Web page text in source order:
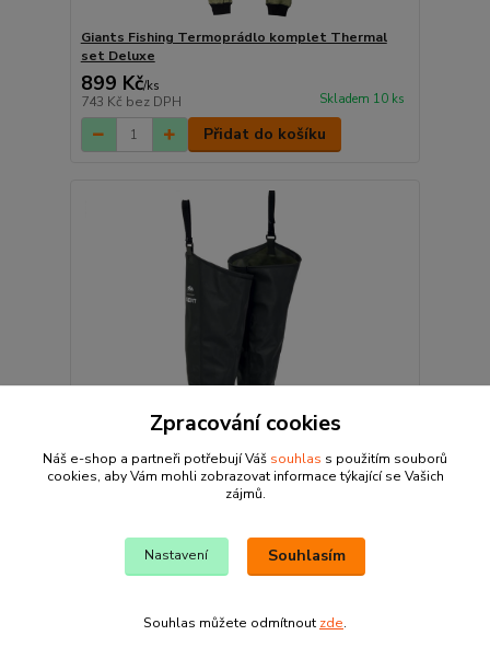
Giants Fishing Termoprádlo komplet Thermal
set Deluxe
899 Kč/ks
743 Kč bez DPH Skladem 10 ks
Přidat do košíku
818 Kčbez DPH Není skladem
Zpracování cookies
Náš e-shop a partneři potřebují Váš souhlas s použitím souborů
cookies, aby Vám mohli zobrazovat informace týkající se Vašich
zájmů.
Nastavení Souhlasím
Souhlas můžete odmítnout zde.